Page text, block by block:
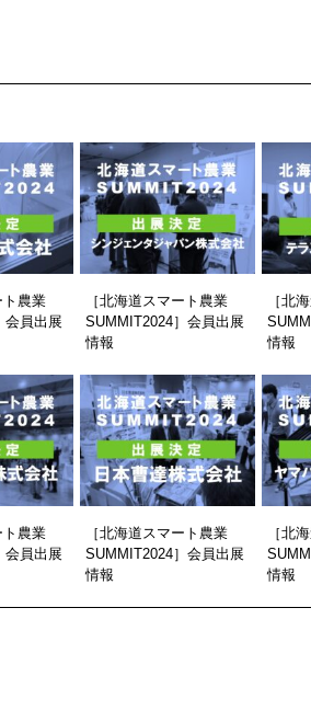
ト農業
会員出展
［北海道スマート農業
SUMMIT2024］会員出展
情報
［北
情報
ト農業
会員出展
［北海道スマート農業
SUMMIT2024］会員出展
情報
［北
情報